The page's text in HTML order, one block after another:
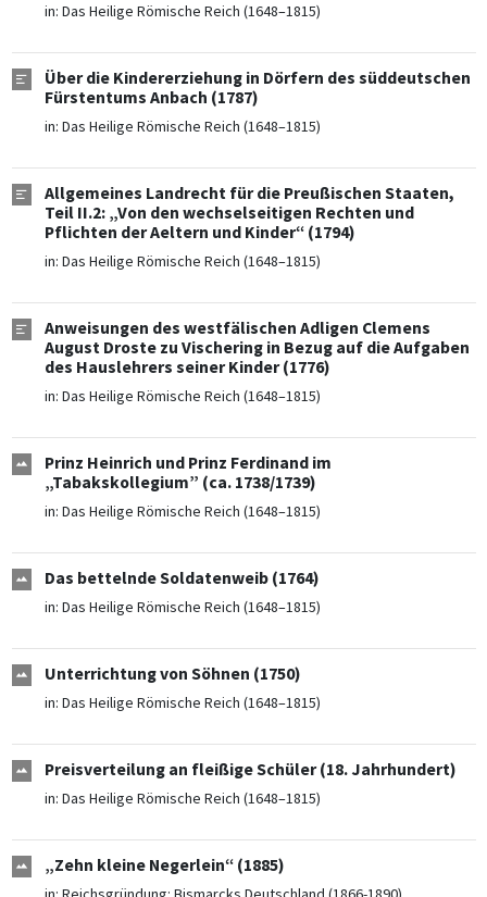
in: Das Heilige Römische Reich (1648–1815)
Über die Kindererziehung in Dörfern des süddeutschen
Fürstentums Anbach (1787)
in: Das Heilige Römische Reich (1648–1815)
Allgemeines Landrecht für die Preußischen Staaten,
Teil II.2: „Von den wechselseitigen Rechten und
Pflichten der Aeltern und Kinder“ (1794)
in: Das Heilige Römische Reich (1648–1815)
Anweisungen des westfälischen Adligen Clemens
August Droste zu Vischering in Bezug auf die Aufgaben
des Hauslehrers seiner Kinder (1776)
in: Das Heilige Römische Reich (1648–1815)
Prinz Heinrich und Prinz Ferdinand im
„Tabakskollegium” (ca. 1738/1739)
in: Das Heilige Römische Reich (1648–1815)
Das bettelnde Soldatenweib (1764)
in: Das Heilige Römische Reich (1648–1815)
Unterrichtung von Söhnen (1750)
in: Das Heilige Römische Reich (1648–1815)
Preisverteilung an fleißige Schüler (18. Jahrhundert)
in: Das Heilige Römische Reich (1648–1815)
„Zehn kleine Negerlein“ (1885)